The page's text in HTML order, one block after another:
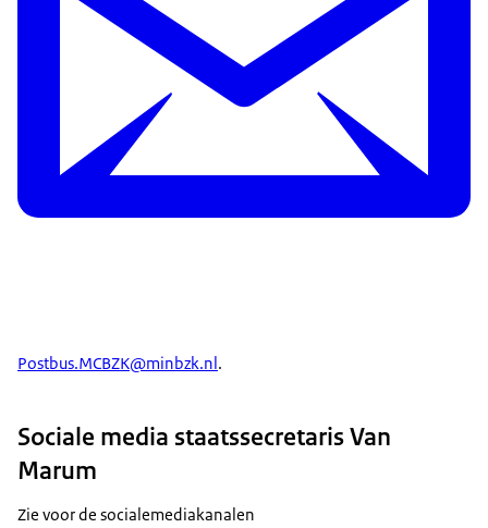
Postbus.MCBZK@minbzk.nl .
Sociale media staatssecretaris Van
Marum
Zie voor de socialemediakanalen